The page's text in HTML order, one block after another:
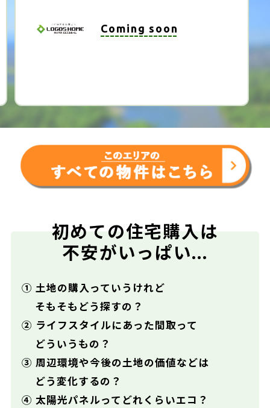
初めての住宅購入は
不安がいっぱい...
① 土地の購入っていうけれど
そもそもどう探すの？
② ライフスタイルにあった間取って
どういうもの？
③ 周辺環境や今後の土地の価値などは
どう変化するの？
④ 太陽光パネルってどれくらいエコ？